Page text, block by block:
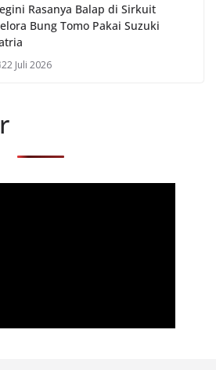
Rasanya Balap di Sirkuit
Bung Tomo Pakai Suzuki
22 Juli 2026